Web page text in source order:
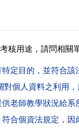
核用途，請問相關
定目的，並符合
個人資料之利用
老師教學狀況給
合個資法規定，因